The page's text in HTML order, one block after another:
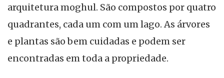
arquitetura moghul. São compostos por quatro
quadrantes, cada um com um lago. As árvores
e plantas são bem cuidadas e podem ser
encontradas em toda a propriedade.